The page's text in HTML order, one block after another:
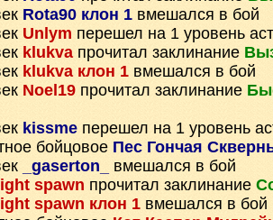
Rota90 клон 1 вмешался в бой
Unlym перешел на 1 уровень
klukva прочитал заклинание
klukva клон 1 вмешался в бой
Noel19 прочитал заклинание
kissme перешел на 1 уровень
бойцовое Пес Гончая
_gaserton_
вмешался в бой
spawn прочитал заклинание
spawn клон 1 вмешался в бой